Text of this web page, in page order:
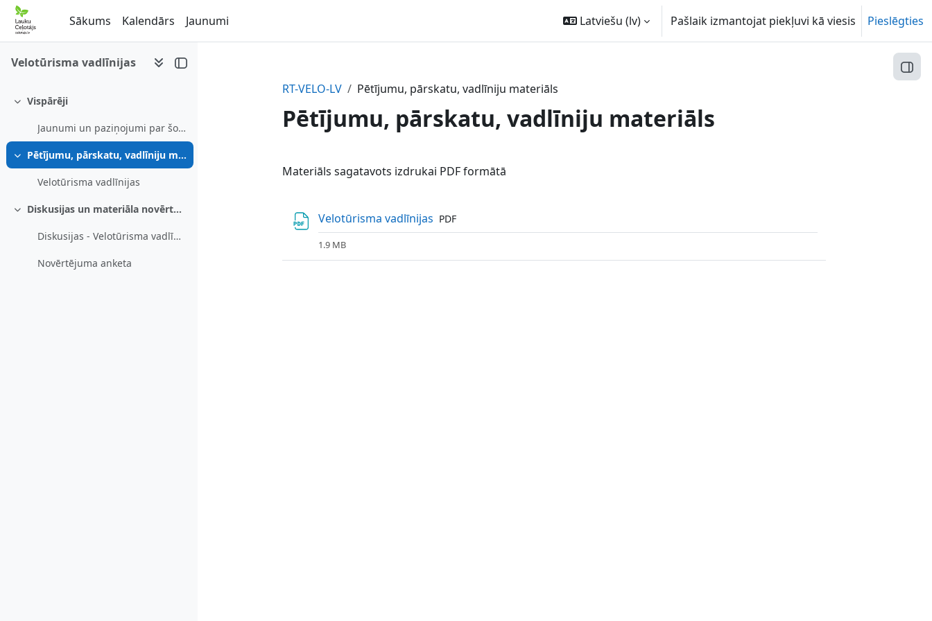
Atvērt galveno saturu
Sākums
Kalendārs Jaunumi Latviešu ‎(lv)‎ Pašlaik izmantojat piekļuvi kā viesis Pieslēgties
Velotūrisma vadlīnijas
Savērst
Vispārēji
Jaunumi un paziņojumi par šo e-mācību kursu
Savērst Pētījumu, pārskatu, vadlīniju materiāls
Velotūrisma vadlīnijas
Savērst Diskusijas un materiāla novērtējums
Diskusijas - Velotūrisma vadlīnijas
Novērtējuma anketa
RT-VELO-LV
Pētījumu, pārskatu, vadlīniju materiāls
Pētījumu, pārskatu, vadlīniju materiāls
Section outline
Materiāls sagatavots izdrukai PDF formātā
Velotūrisma vadlīnijas Fails
PDF
1.9 MB